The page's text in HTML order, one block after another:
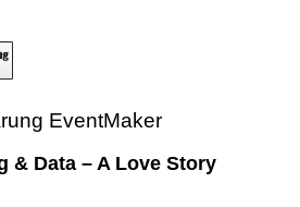
EventMaker
& Data – A Love Story